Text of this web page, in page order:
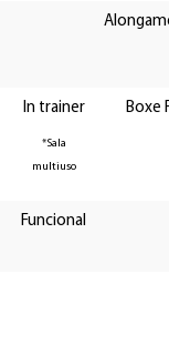
In trainer
*Sala
multiuso
Boxe
Funcional